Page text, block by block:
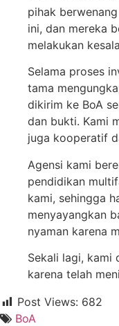
pihak
ini, dan mereka
melakukan
Selama proses
tama
dikirim ke BoA
dan bukti. Kami
juga kooperatif
Agensi kami
pendidikan
kami, sehingga
menyayangkan
nyaman karena
Sekali lagi, kami
karena telah
Post Views: 682
BoA